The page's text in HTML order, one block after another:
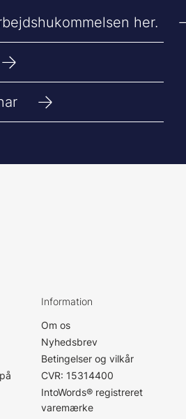
her.
Information
Om os
Nyhedsbrev
Betingelser og vilkår
CVR: 15314400
IntoWords® registreret
varemærke